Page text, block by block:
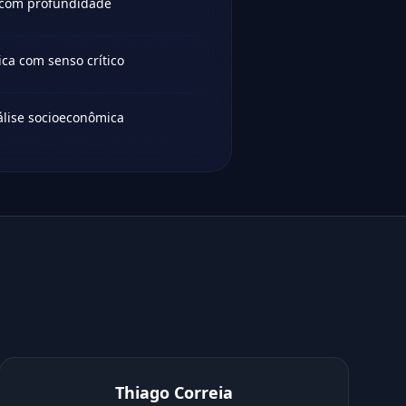
com senso crítico
socioeconômica
Thiago Correia